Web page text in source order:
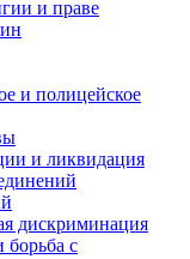
и праве
и полицейское
и ликвидация
дискриминация
с